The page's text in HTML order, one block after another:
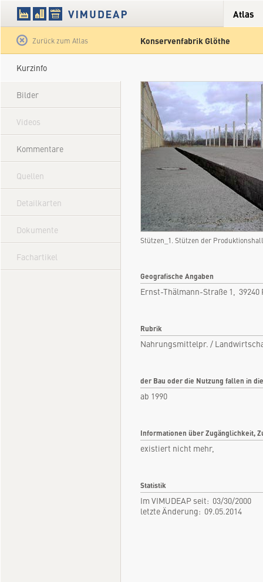
Atlas
Zurück zum Atlas Konservenfabrik Glöthe
Kurzinfo
Bilder
Videos
Kommentare
Quellen
Detailkarten
Dokumente
Fachartikel
Stützen_1. Stützen der
Geografische Angaben
Ernst-Thälmann-Straße 1,
Rubrik
Nahrungsmittelpr. /
der Bau oder die Nutzung fallen in
ab 1990
Informationen über Zugänglichkeit,
existiert nicht mehr,
Statistik
Im VIMUDEAP seit: 03/30/2000
letzte Änderung: 09.05.2014
Satellit Hybrid Gelände